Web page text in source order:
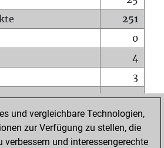
251
0
4
3
4
9
0
und vergleichbare Technologien,
zur Verfügung zu stellen, die
verbessern und interessengerechte